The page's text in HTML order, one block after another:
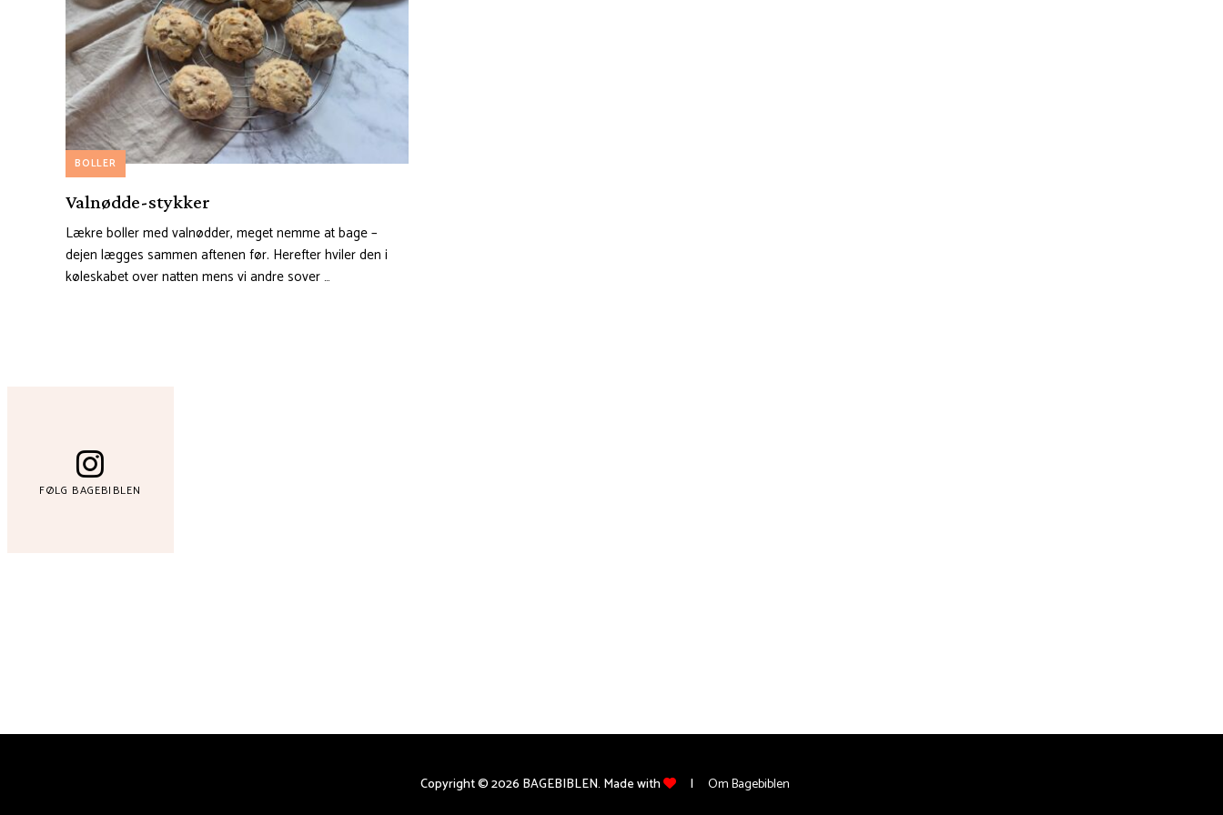
BOLLER
Valnødde-stykker
Lækre boller med valnødder, meget nemme at bage –
dejen lægges sammen aftenen før. Herefter hviler den i
køleskabet over natten mens vi andre sover …
FØLG BAGEBIBLEN
Om Bagebiblen
Copyright © 2026 BAGEBIBLEN. Made with